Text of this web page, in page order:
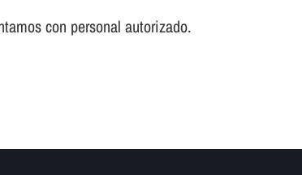
con personal autorizado.